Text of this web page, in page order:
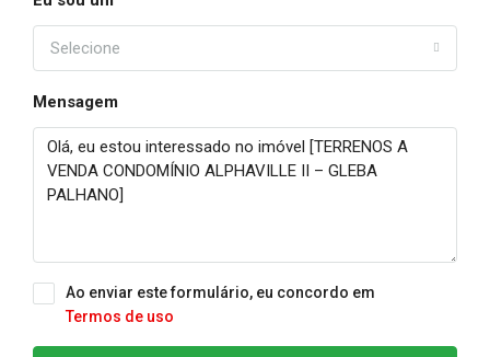
Selecione
Mensagem
Ao enviar este formulário, eu concordo em
Termos de uso